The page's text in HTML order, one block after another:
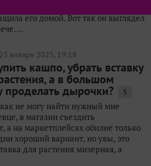
его домой. Вот так он выглядел
23 января 2025, 19:18
кашпо, убрать вставку
а в большом
проделать дырочки? 5
не могу найти нужный мне
в магазин съездить
а на маркетплейсах обилие только
хороший вариант, но увы, это
для растения мизерная, а